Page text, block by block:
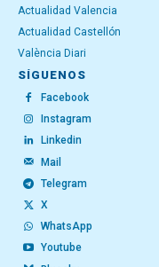
Actualidad Valencia
Actualidad Castellón
València Diari
SÍGUENOS
Facebook
Instagram
Linkedin
Mail
Telegram
X
WhatsApp
Youtube